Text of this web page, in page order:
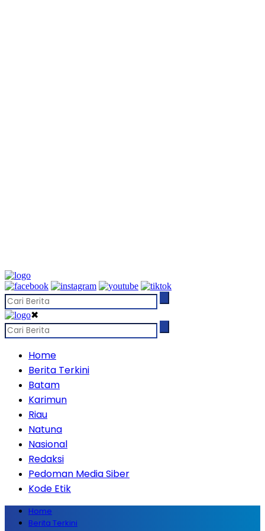
✖
Home
Berita Terkini
Batam
Karimun
Riau
Natuna
Nasional
Redaksi
Pedoman Media Siber
Kode Etik
Home
Berita Terkini